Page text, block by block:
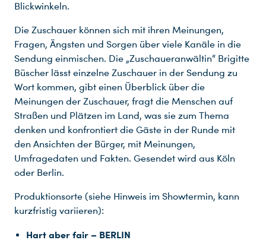
Blickwinkeln.
Die Zuschauer können sich mit ihren Meinungen,
Fragen, Ängsten und Sorgen über viele Kanäle in die
Sendung einmischen. Die „Zuschaueranwältin“ Brigitte
Büscher lässt einzelne Zuschauer in der Sendung zu
Wort kommen, gibt einen Überblick über die
Meinungen der Zuschauer, fragt die Menschen auf
Straßen und Plätzen im Land, was sie zum Thema
denken und konfrontiert die Gäste in der Runde mit
den Ansichten der Bürger, mit Meinungen,
Umfragedaten und Fakten. Gesendet wird aus Köln
oder Berlin.
Produktionsorte (siehe Hinweis im Showtermin, kann
kurzfristig variieren):
Hart aber fair – BERLIN